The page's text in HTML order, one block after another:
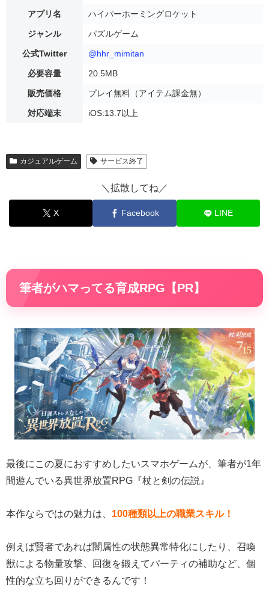
アプリ名 ハイパーホーミングロケット
ジャンル パズルゲーム
公式Twitter @hhr_mimitan
必要容量 20.5MB
販売価格 プレイ無料（アイテム課金無）
対応端末 iOS:13.7以上
カジュアルゲーム サービス終了
＼拡散してね／
X Facebook LINE
筆者がハマってる育成RPG【PR】
最後にこの夏におすすめしたいスマホゲームが、筆者が1年
間遊んでいる異世界放置RPG『杖と剣の伝説』
本作ならではの魅力は、 100種類以上の職業スキル！
例えば賢者であれば闇属性の状態異常特化にしたり、召喚
獣による物量攻撃、回復を鍛えてパーティの補助など、個
性的な立ち回りができるんです！